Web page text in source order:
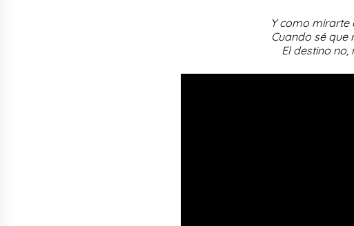
Y como mirarte
Cuando sé que
El destino